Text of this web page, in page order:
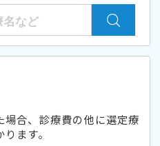
合、診療費の他に選定療
ます。